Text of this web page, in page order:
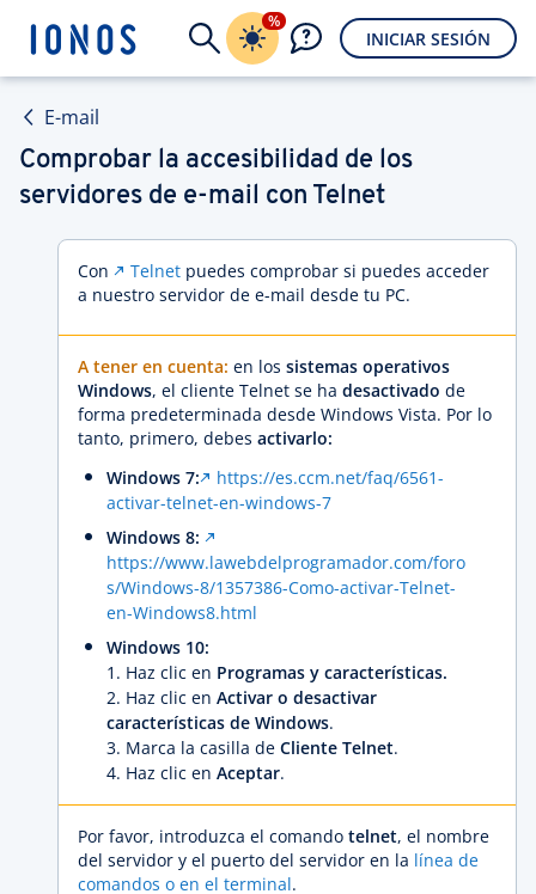
%
INICIAR SESIÓN
E-mail
Comprobar la accesibilidad de los
servidores de e-mail con Telnet
Con Telnet puedes comprobar si puedes acceder
a nuestro servidor de e-mail desde tu PC.
A tener en cuenta: en los sistemas operativos
Windows, el cliente Telnet se ha desactivado de
forma predeterminada desde Windows Vista. Por lo
tanto, primero, debes activarlo:
Windows 7:
https://es.ccm.net/faq/6561-
activar-telnet-en-windows-7
Windows 8:
https://www.lawebdelprogramador.com/foro
s/Windows-8/1357386-Como-activar-Telnet-
en-Windows8.html
Windows 10:
1. Haz clic en Programas y características.
2. Haz clic en Activar o desactivar
características de Windows.
3. Marca la casilla de Cliente Telnet.
4. Haz clic en Aceptar.
Por favor, introduzca el comando telnet, el nombre
del servidor y el puerto del servidor en la línea de
comandos o en el terminal.